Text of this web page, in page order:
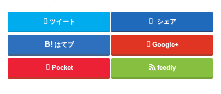
ツイート シェア
はてブ Google+
Pocket feedly